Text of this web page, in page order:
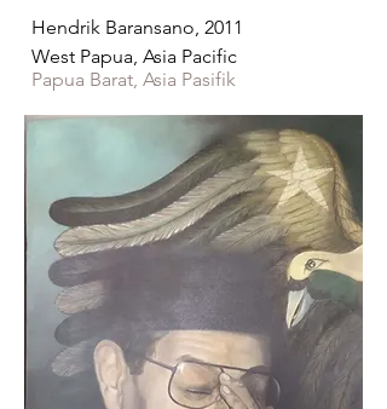
Hendrik Baransano, 2011
West Papua, Asia Pacific
Papua Barat, Asia Pasifik